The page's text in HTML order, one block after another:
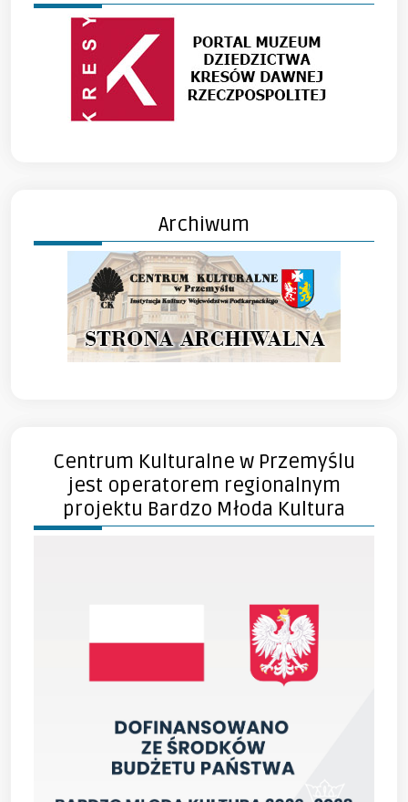
Archiwum
Centrum Kulturalne w Przemyślu
jest operatorem regionalnym
projektu Bardzo Młoda Kultura